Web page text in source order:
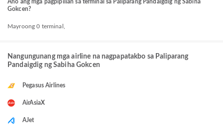
Ano ang mga pagpipilian sa terminal sa Paliparang Pandaigdig ng Sabiha
Gokcen?
Mayroong 0 terminal,
Nangungunang mga airline na nagpapatakbo sa Paliparang
Pandaigdig ng Sabiha Gokcen
Pegasus Airlines
AirAsiaX
AJet